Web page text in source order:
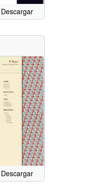
Descargar
Descargar